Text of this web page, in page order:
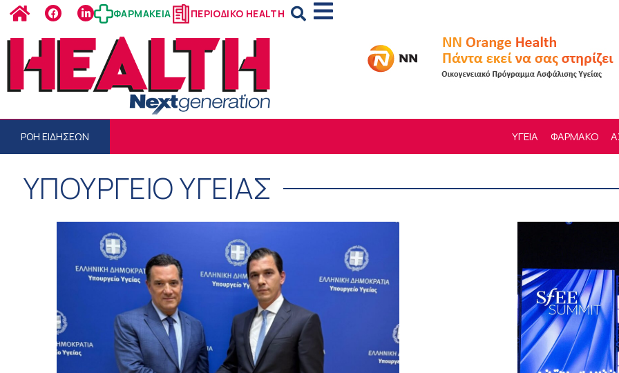
ΦΑΡΜΑΚΕΙΑ ΠΕΡΙΟΔΙΚΟ HEALTH
ΡΟΗ ΕΙΔΗΣΕΩΝ ΥΓΕΙΑ ΦΑΡΜΑΚΟ
ΥΠΟΥΡΓΕΙΟ ΥΓΕΙΑΣ